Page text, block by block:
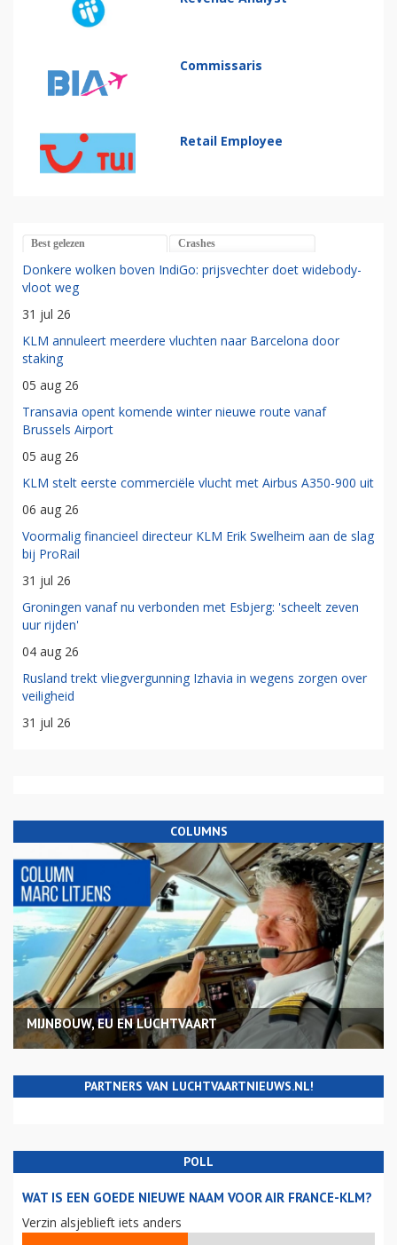
Commissaris
Retail Employee
Best gelezen Crashes
Donkere wolken boven IndiGo: prijsvechter doet widebody-
vloot weg
31 jul 26
KLM annuleert meerdere vluchten naar Barcelona door
staking
05 aug 26
Transavia opent komende winter nieuwe route vanaf
Brussels Airport
05 aug 26
KLM stelt eerste commerciële vlucht met Airbus A350-900 uit
06 aug 26
Voormalig financieel directeur KLM Erik Swelheim aan de slag
bij ProRail
31 jul 26
Groningen vanaf nu verbonden met Esbjerg: 'scheelt zeven
uur rijden'
04 aug 26
Rusland trekt vliegvergunning Izhavia in wegens zorgen over
veiligheid
31 jul 26
COLUMNS
MIJNBOUW, EU EN LUCHTVAART
PARTNERS VAN LUCHTVAARTNIEUWS.NL!
POLL
WAT IS EEN GOEDE NIEUWE NAAM VOOR AIR FRANCE-KLM?
Verzin alsjeblieft iets anders